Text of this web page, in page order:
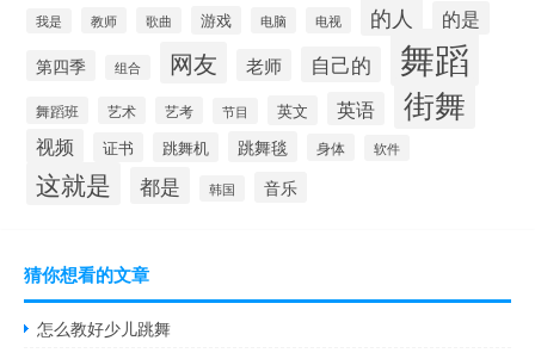
我是 教师 歌曲 游戏 电脑 电视 的人 的是
第四季 组合 网友 老师 自己的 舞蹈
舞蹈班 艺术 艺考 节目 英文 英语 街舞
视频 证书 跳舞机 跳舞毯 身体 软件
这就是 都是 韩国 音乐
猜你想看的文章
怎么教好少儿跳舞